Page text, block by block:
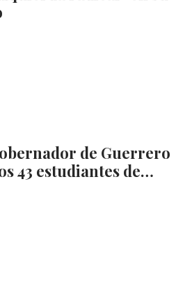
de Guerrero
43 estudiantes de…